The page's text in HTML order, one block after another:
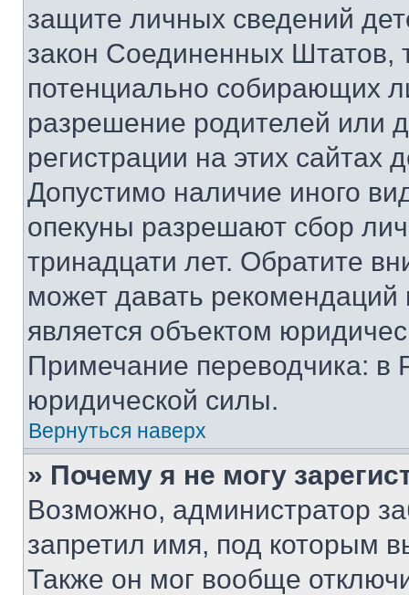
защите личных сведений
закон Соединенных Штатов,
потенциально собирающих
разрешение родителей или
регистрации на этих сайтах
Допустимо наличие иного
опекуны разрешают сбор
тринадцати лет. Обратите
может давать
является объектом
Примечание переводчика: в
юридической силы.
Вернуться наверх
» Почему я не могу
Возможно, администратор
запретил имя, под которым
Также он мог вообще